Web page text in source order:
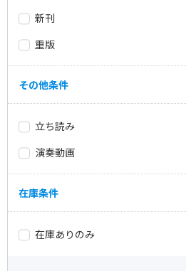
新刊
重版
その他条件
立ち読み
演奏動画
在庫条件
在庫ありのみ